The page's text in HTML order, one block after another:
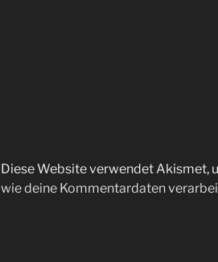
Diese Website verwendet Akismet,
wie deine Kommentardaten